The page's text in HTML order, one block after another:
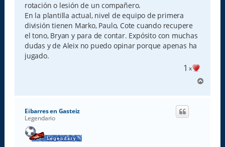
rotación o lesión de un compañero.
En la plantilla actual, nivel de equipo de primera
división tienen Marko, Paulo, Cote cuando recupere
el tono, Bryan y para de contar. Expósito con muchas
dudas y de Aleix no puedo opinar porque apenas ha
jugado.
1 x
r
Eibarres en Gasteiz
Legendario